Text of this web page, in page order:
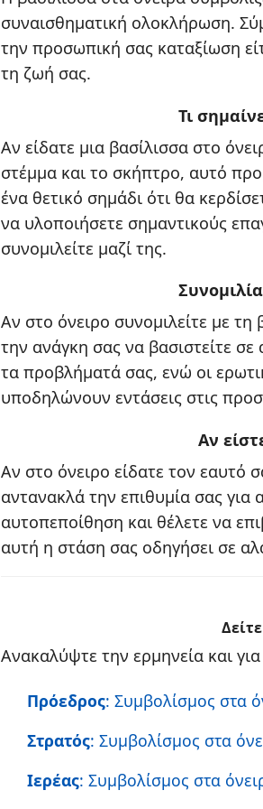
συναισθηματική ολοκλήρωση.
την προσωπική σας καταξίωση
τη ζωή σας.
Τι
Αν είδατε μια βασίλισσα στο
στέμμα και το σκήπτρο, αυτό
ένα θετικό σημάδι ότι θα
να υλοποιήσετε σημαντικούς
συνομιλείτε μαζί της.
Αν στο όνειρο συνομιλείτε με
την ανάγκη σας να βασιστείτε
τα προβλήματά σας, ενώ οι
υποδηλώνουν εντάσεις στις
Αν
Αν στο όνειρο είδατε τον εαυτό
αντανακλά την επιθυμία σας για
αυτοπεποίθηση και θέλετε να
αυτή η στάση σας οδηγήσει σε
Ανακαλύψτε την ερμηνεία και
Πρόεδρος: Συμβολίσμος στα
Στρατός: Συμβολίσμος στα
Ιερέας: Συμβολίσμος στα